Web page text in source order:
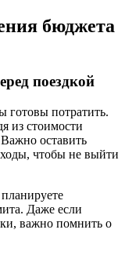
бюджета
поездкой
готовы потратить.
из стоимости
оставить
чтобы не выйти
Даже если
важно помнить о